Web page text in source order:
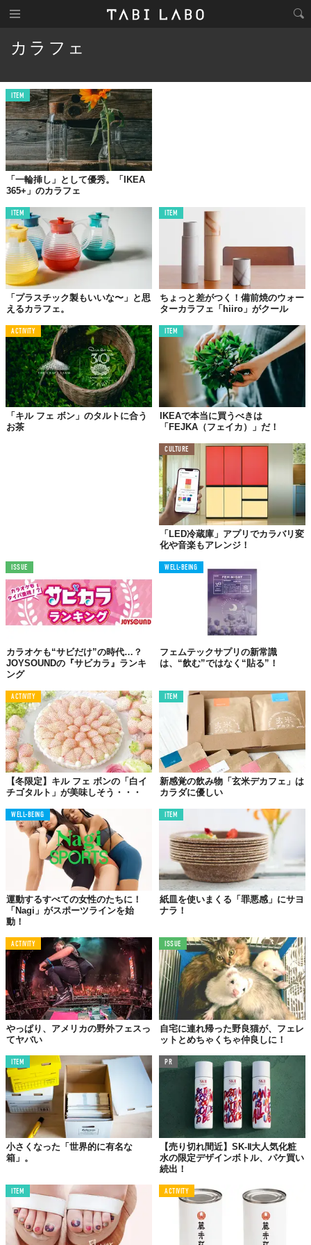
カラフェ
ITEM
「一輪挿し」として優秀。「IKEA
365+」のカラフェ
ITEM
「プラスチック製もいいな〜」と思
えるカラフェ。
ITEM
ちょっと差がつく！備前焼のウォー
ターカラフェ「hiiro」がクール
ACTIVITY
「キル フェ ボン」のタルトに合う
お茶
ITEM
IKEAで本当に買うべきは
「FEJKA（フェイカ）」だ！
CULTURE
「LED冷蔵庫」アプリでカラバリ変
化や音楽もアレンジ！
ISSUE
カラオケも“サビだけ”の時代…？
JOYSOUNDの『サビカラ』ランキ
ング
WELL-BEING
フェムテックサプリの新常識
は、“飲む”ではなく“貼る”！
ACTIVITY
【冬限定】キル フェ ボンの「白イ
チゴタルト」が美味しそう・・・
ITEM
新感覚の飲み物「玄米デカフェ」は
カラダに優しい
WELL-BEING
運動するすべての女性のたちに！
「Nagi」がスポーツラインを始
動！
ITEM
紙皿を使いまくる「罪悪感」にサヨ
ナラ！
ACTIVITY
やっぱり、アメリカの野外フェスっ
てヤバい
ISSUE
自宅に連れ帰った野良猫が、フェレ
ットとめちゃくちゃ仲良しに！
ITEM
小さくなった「世界的に有名な
箱」。
PR
【売り切れ間近】SK-Ⅱ大人気化粧
水の限定デザインボトル、パケ買い
続出！
ITEM ACTIVITY